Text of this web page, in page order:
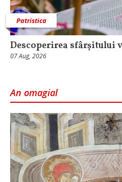
Patristica
Descoperirea sfârșitului
07 Aug, 2026
An omagial